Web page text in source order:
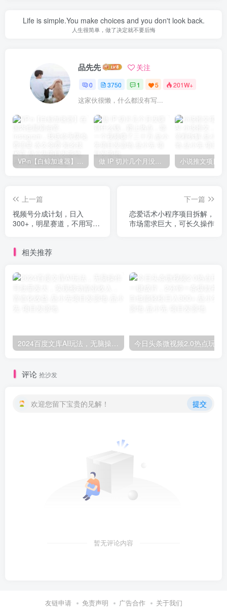
Life is simple.You make choices and you don't look back.
人生很简单，做了决定就不要后悔
品先先 关注
0 3750 1 5 201W+
这家伙很懒，什么都没有写...
VP-n【白鲸加速器】在国内也能刷油管、Instagram，我送你无限免费流量 永久免费-知名技术官-品小先项目发源地 做 IP 切片几个月没赚到什么钱，蹭上热点，靠一个视频赚了二十万-品小先项目发源地
上一篇
视频号分成计划，日入
300+，明星赛道，不用写视
下一篇
恋爱话术小程序项目拆解，
市场需求巨大，可长久操作
相关推荐
2024百度文库AI玩法，无脑操作可批量发大，实现被动副业收入，管道化收益-品小先项目发源地
评论 抢沙发
欢迎您留下宝贵的见解！ 提交
暂无评论内容
友链申请 免责声明 广告合作 关于我们